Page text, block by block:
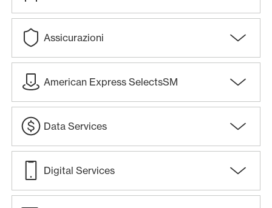
Assicurazioni
American Express SelectsSM
Data Services
Digital Services